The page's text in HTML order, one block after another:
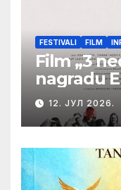
FESTIVALI FILM
Film „3
nagradu
Label na
u
12. ЈУЛ 2026.